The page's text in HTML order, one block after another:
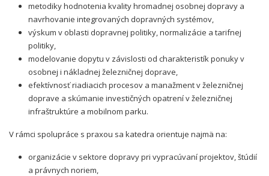
metodiky hodnotenia kvality hromadnej osobnej dopravy a
navrhovanie integrovaných dopravných systémov,
výskum v oblasti dopravnej politiky, normalizácie a tarifnej
politiky,
modelovanie dopytu v závislosti od charakteristík ponuky v
osobnej i nákladnej železničnej doprave,
efektívnosť riadiacich procesov a manažment v železničnej
doprave a skúmanie investičných opatrení v železničnej
infraštruktúre a mobilnom parku.
V rámci spolupráce s praxou sa katedra orientuje najmä na:
organizácie v sektore dopravy pri vypracúvaní projektov, štúdií
a právnych noriem,